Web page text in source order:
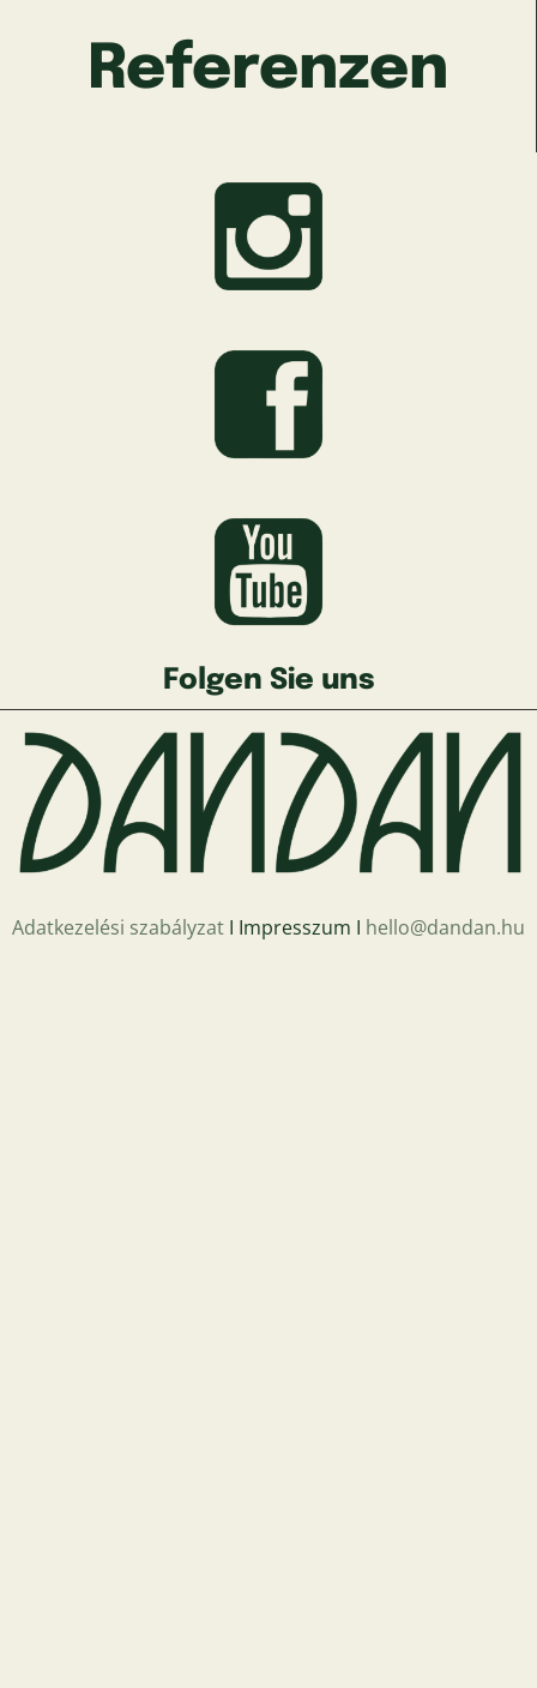
Referenzen
Folgen Sie uns
Adatkezelési szabályzat Ι Impresszum Ι hello@dandan.hu